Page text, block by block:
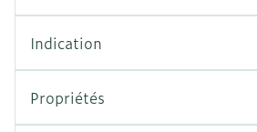
Indication
Propriétés